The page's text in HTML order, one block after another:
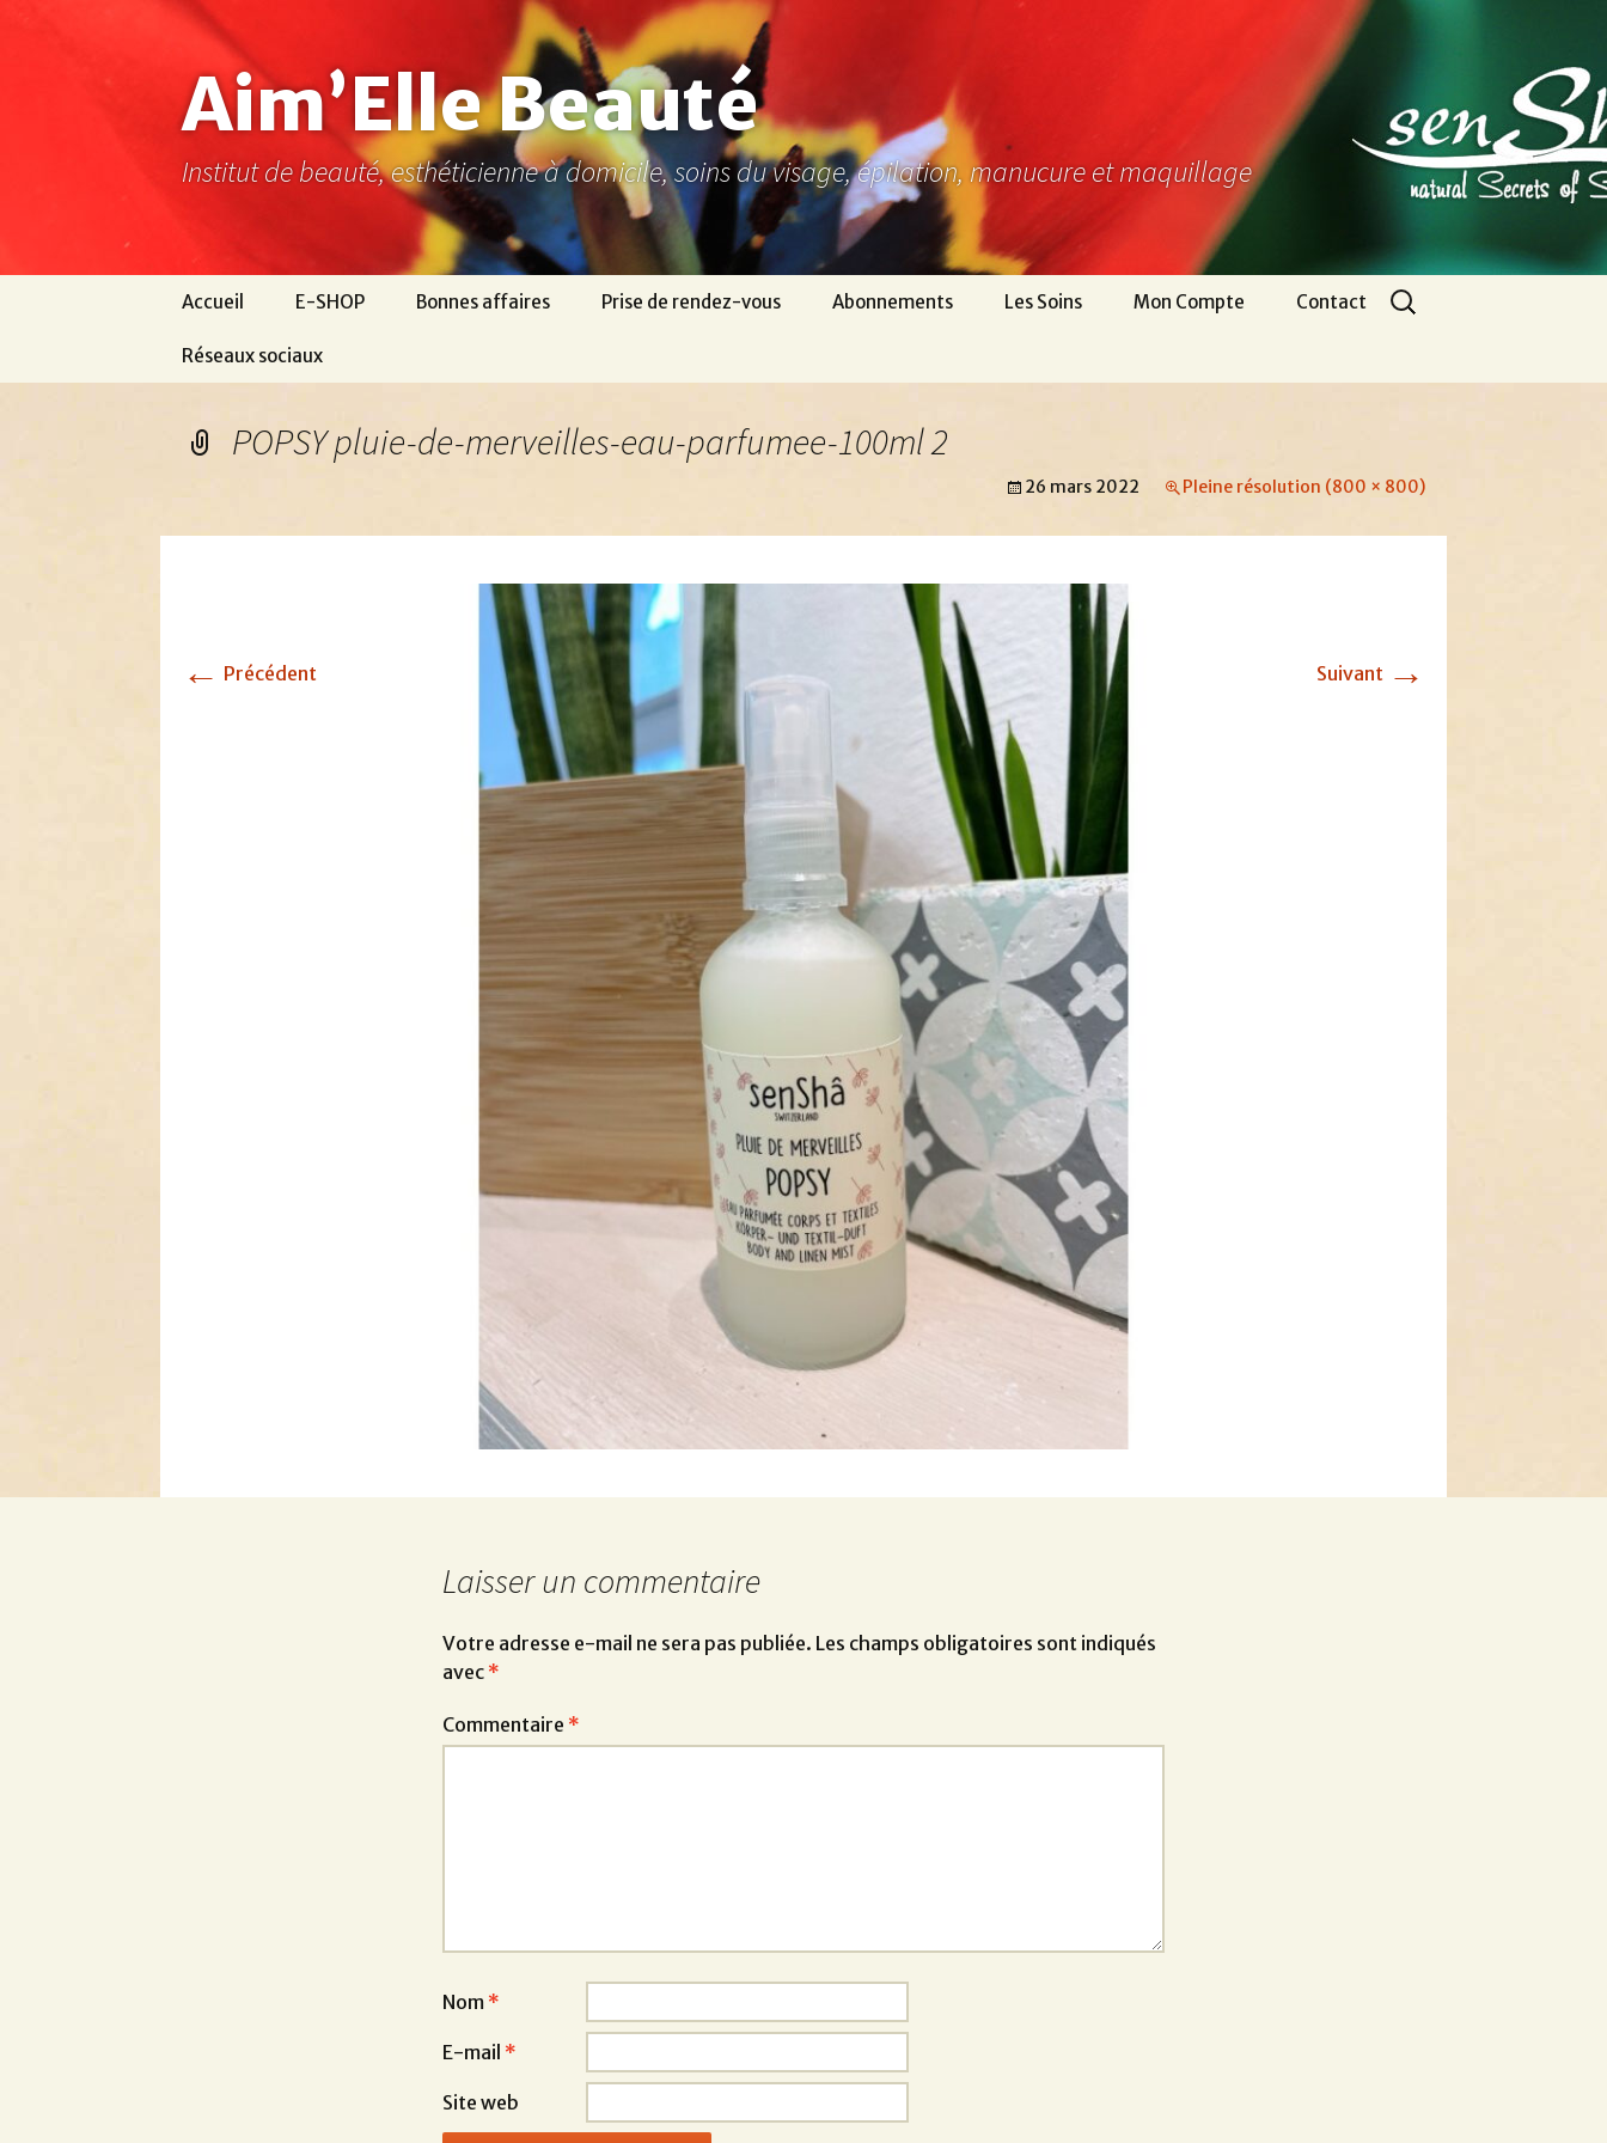
Aim’Elle Beauté
Institut de beauté, esthéticienne à domicile, soins du visage, épilation, manucure et maquillage
Accueil E-SHOP Bonnes affaires Prise de rendez-vous Abonnements Les Soins Mon Compte Contact
Réseaux sociaux
Rechercher :
POPSY pluie-de-merveilles-eau-parfumee-100ml 2
26 mars 2022 Pleine résolution (800 × 800)
← Précédent Suivant →
Laisser un commentaire
Votre adresse e-mail ne sera pas publiée. Les champs obligatoires sont indiqués
avec *
Commentaire *
Nom *
E-mail *
Site web